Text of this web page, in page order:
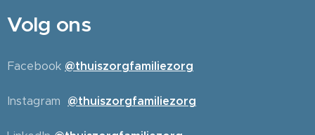
Volg ons
Facebook @thuiszorgfamiliezorg
Instagram @thuiszorgfamiliezorg